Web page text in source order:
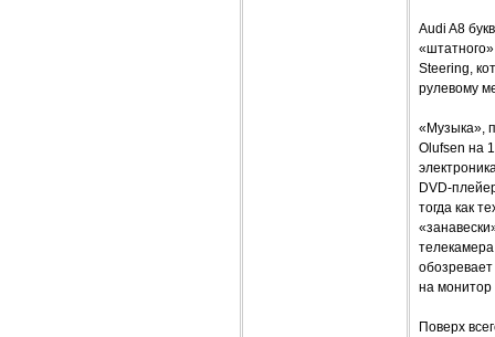
Audi A8
Steering,
рулевому
«Музыка»,
Olufsen на
DVD-
тогда как
на монитор
Поверх